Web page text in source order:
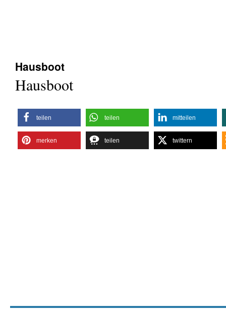
Hausboot
Hausboot
teilen teilen mitteilen
merken teilen twittern